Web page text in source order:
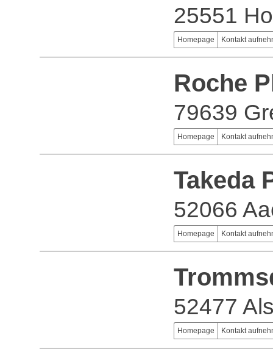
25551
Homepage Kontakt
Roche
79639
Homepage Kontakt
Takeda
52066
Homepage Kontakt
52477
Homepage Kontakt